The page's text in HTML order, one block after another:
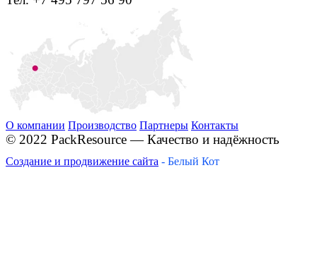
О компании Производство Партнеры Контакты
© 2022 PackResource — Качество и надёжность
Создание и продвижение сайта - Белый Кот